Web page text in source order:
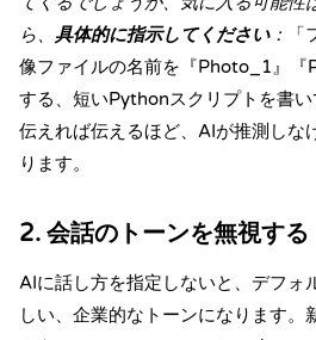
ら、 具体的に指示してください：
像ファイルの名前を『Photo_1』
する、短いPythonスクリプトを書
伝えれば伝えるほど、AIが推測しな
ります。
2. 会話のトーンを無視する
AIに話し方を指定しないと、デフォ
しい、企業的なトーンになります。